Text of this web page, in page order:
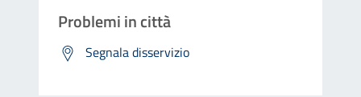
Problemi in città
Segnala disservizio